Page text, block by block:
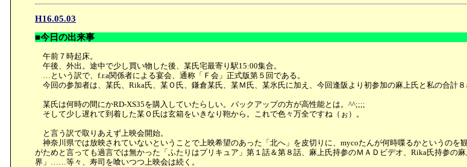
H16.05.03
■今日の出来事
午前７時起床。
午後、外出。途中で少し買い物した後、某氏宅最寄り駅15:00集合。
…という訳で、f.r.a関係者による宴会、通称「Ｆ会」正式版第５回である。
今回の参加者は、某氏、Rika氏、某Ｏ氏、鎌倉某氏、某Ｍ氏、某氷氏に加え、今回逢阪より初参加の麻上氏と私の合計
某氏は何時の間にかRD-XS35を購入していたらしい。バックアップの方が高性能とは。^^;;;;
そして少し遅れて到着した某Ｏ氏は玄箱をいきなり鞄から。これで色々万全ですね（ぉ）。
と言う訳で取りあえず上映会開始。
神奈川県では放映されていないということで上映希望のあった「北へ」を皮切りに、mycoたんが何時喋るかというの
がためと言っても過言では無かった「ふたりはプリキュア」第１話＆第８話、麻上氏持参のＭＡＤビデオ、Rika氏持参の
界」……等々、寿司を喰いつつ上映会は続く。